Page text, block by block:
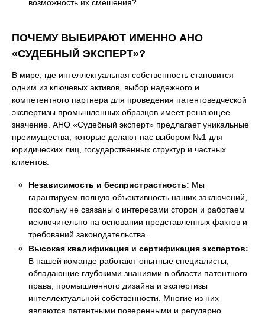
возможность их смешения?
ПОЧЕМУ ВЫБИРАЮТ ИМЕННО АНО
«СУДЕБНЫЙ ЭКСПЕРТ»?
В мире, где интеллектуальная собственность становится
одним из ключевых активов, выбор надежного и
компетентного партнера для проведения патентоведческой
экспертизы промышленных образцов имеет решающее
значение. АНО «Судебный эксперт» предлагает уникальные
преимущества, которые делают нас выбором №1 для
юридических лиц, государственных структур и частных
клиентов.
Независимость и беспристрастность: Мы
гарантируем полную объективность наших заключений,
поскольку не связаны с интересами сторон и работаем
исключительно на основании представленных фактов и
требований законодательства.
Высокая квалификация и сертификация экспертов:
В нашей команде работают опытные специалисты,
обладающие глубокими знаниями в области патентного
права, промышленного дизайна и экспертизы
интеллектуальной собственности. Многие из них
являются патентными поверенными и регулярно